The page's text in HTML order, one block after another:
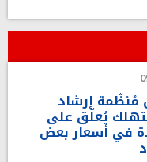
مُنظّمة إرشاد
يُعلّق على
في أسعار بعض